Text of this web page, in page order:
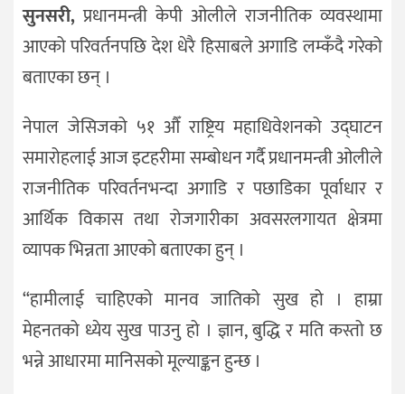
सुनसरी, प्रधानमन्त्री केपी ओलीले राजनीतिक व्यवस्थामा
आएको परिवर्तनपछि देश धेरै हिसाबले अगाडि लम्कँदै गरेको
बताएका छन् ।
नेपाल जेसिजको ५१ औँ राष्ट्रिय महाधिवेशनको उद्घाटन
समारोहलाई आज इटहरीमा सम्बोधन गर्दै प्रधानमन्त्री ओलीले
राजनीतिक परिवर्तनभन्दा अगाडि र पछाडिका पूर्वाधार र
आर्थिक विकास तथा रोजगारीका अवसरलगायत क्षेत्रमा
व्यापक भिन्नता आएको बताएका हुन् ।
“हामीलाई चाहिएको मानव जातिको सुख हो । हाम्रा
मेहनतको ध्येय सुख पाउनु हो । ज्ञान, बुद्धि र मति कस्तो छ
भन्ने आधारमा मानिसको मूल्याङ्कन हुन्छ ।